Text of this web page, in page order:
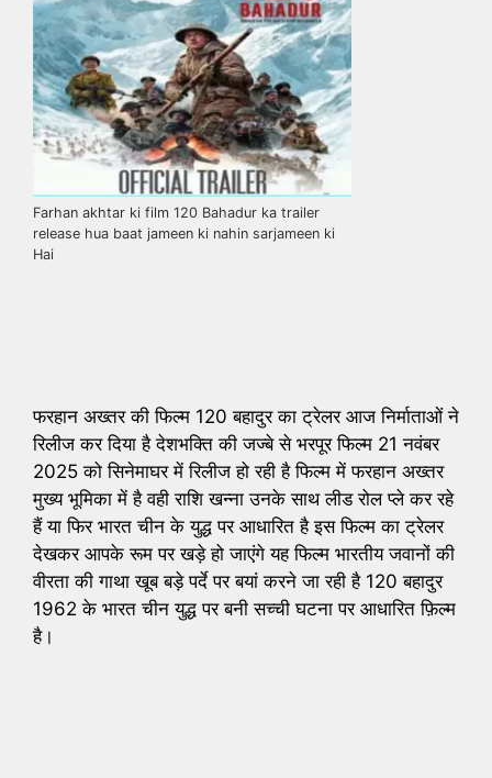
Farhan akhtar ki film 120 Bahadur ka trailer
release hua baat jameen ki nahin sarjameen ki
Hai
फरहान अख्तर की फिल्म 120 बहादुर का ट्रेलर आज निर्माताओं ने
रिलीज कर दिया है देशभक्ति की जज्बे से भरपूर फिल्म 21 नवंबर
2025 को सिनेमाघर में रिलीज हो रही है फिल्म में फरहान अख्तर
मुख्य भूमिका में है वही राशि खन्ना उनके साथ लीड रोल प्ले कर रहे
हैं या फिर भारत चीन के युद्ध पर आधारित है इस फिल्म का ट्रेलर
देखकर आपके रूम पर खड़े हो जाएंगे यह फिल्म भारतीय जवानों की
वीरता की गाथा खूब बड़े पर्दे पर बयां करने जा रही है 120 बहादुर
1962 के भारत चीन युद्ध पर बनी सच्ची घटना पर आधारित फ़िल्म
है।